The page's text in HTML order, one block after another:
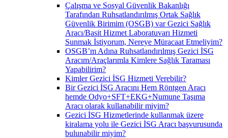
Çalışma ve Sosyal Güvenlik Bakanlığı
Tarafından Ruhsatlandırılmış Ortak Sağlık
Güvenlik Birimim (OSGB) var Gezici Sağlık
Aracı/Basit Hizmet Laboratuvarı Hizmeti
Sunmak İstiyorum, Nereye Müracaat Etmeliyim?
OSGB’m Adına Ruhsatlandırılmış Gezici İSG
Aracım/Araçlarımla Kimlere Sağlık Taraması
Yapabilirim?
Kimler Gezici İSG Hizmeti Verebilir?
Bir Gezici İSG Aracını Hem Röntgen Aracı
hemde Odyo+SFT+EKG+Numune Taşıma
Aracı olarak kullanabilir miyim?
Gezici İSG Hizmetlerinde kullanmak üzere
kiralama yolu ile Gezici İSG Aracı başvurusunda
bulunabilir miyim?